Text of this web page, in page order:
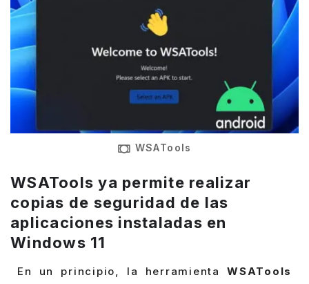
WSATools
WSATools ya permite realizar
copias de seguridad de las
aplicaciones instaladas en
Windows 11
En un principio, la herramienta WSATools